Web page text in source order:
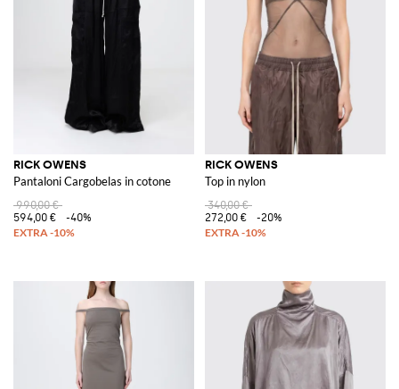
RICK OWENS
Pantaloni Cargobelas in cotone
990,00 €
594,00 €
-40%
RICK OWENS
Top in nylon
340,00 €
272,00 €
-20%